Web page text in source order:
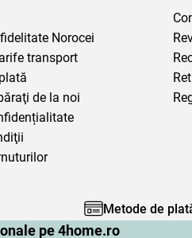
pe 4home.ro
Norocei
transport
de la noi
Metode de